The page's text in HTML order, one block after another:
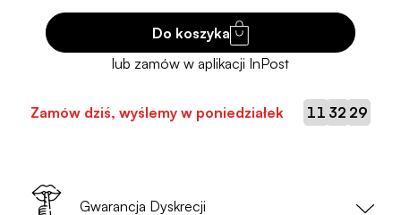
Do koszyka
Zamów dziś, wyślemy w poniedziałek 11 32 29
Gwarancja Dyskrecji